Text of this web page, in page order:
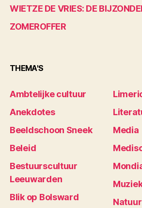
WIETZE DE VRIES: DE
ZOMEROFFER
THEMA'S
Ambtelijke cultuur
Anekdotes
Beeldschoon Sneek
Beleid
Bestuurscultuur
Leeuwarden
Blik op Bolsward
Media